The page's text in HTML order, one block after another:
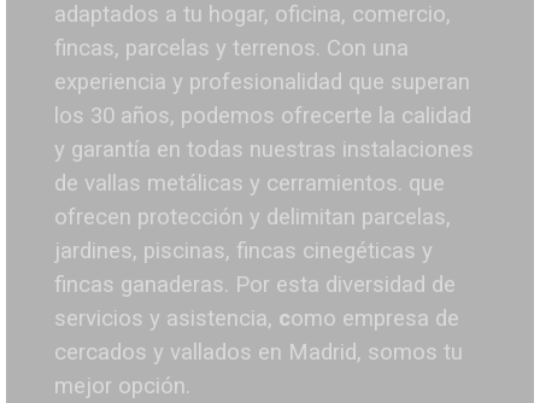
adaptados a tu hogar, oficina, comercio,
fincas, parcelas y terrenos. Con una
experiencia y profesionalidad que superan
los 30 años, podemos ofrecerte la calidad
y garantía en todas nuestras instalaciones
de vallas metálicas y cerramientos. que
ofrecen protección y delimitan parcelas,
jardines, piscinas, fincas cinegéticas y
fincas ganaderas. Por esta diversidad de
servicios y asistencia, como empresa de
cercados y vallados en Madrid, somos tu
mejor opción.